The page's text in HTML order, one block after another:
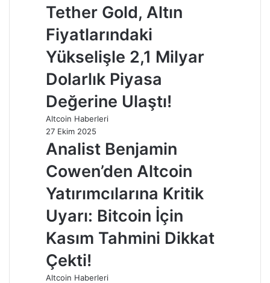
Tether Gold, Altın
Fiyatlarındaki
Yükselişle 2,1 Milyar
Dolarlık Piyasa
Değerine Ulaştı!
Altcoin Haberleri
27 Ekim 2025
Analist Benjamin
Cowen’den Altcoin
Yatırımcılarına Kritik
Uyarı: Bitcoin İçin
Kasım Tahmini Dikkat
Çekti!
Altcoin Haberleri